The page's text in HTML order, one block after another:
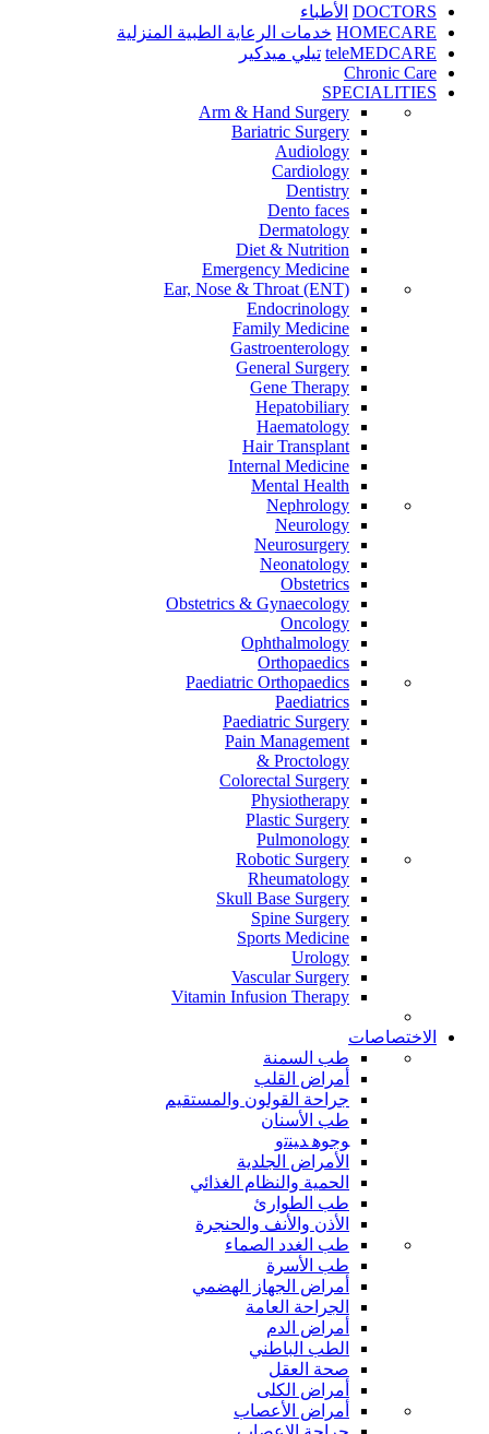
DOCTORS الأطباء
HOMECARE خدمات الرعاية الطبية المنزلية
teleMEDCARE تيلي ميدكير
Chronic Care
SPECIALITIES
Arm & Hand Surgery
Bariatric Surgery
Audiology
Cardiology
Dentistry
Dento faces
Dermatology
Diet & Nutrition
Emergency Medicine
Ear, Nose & Throat (ENT)
Endocrinology
Family Medicine
Gastroenterology
General Surgery
Gene Therapy
Hepatobiliary
Haematology
Hair Transplant
Internal Medicine
Mental Health
Nephrology
Neurology
Neurosurgery
Neonatology
Obstetrics
Obstetrics & Gynaecology
Oncology
Ophthalmology
Orthopaedics
Paediatric Orthopaedics
Paediatrics
Paediatric Surgery
Pain Management
Proctology &
Colorectal Surgery
Physiotherapy
Plastic Surgery
Pulmonology
Robotic Surgery
Rheumatology
Skull Base Surgery
Spine Surgery
Sports Medicine
Urology
Vascular Surgery
Vitamin Infusion Therapy
الاختصاصات
طب السمنة
أمراض القلب
جراحة القولون والمستقيم
طب الأسنان
ﻮﺟﻮﻫ ﺪﻴﻨﺗﻭ
الأمراض الجلدية
الحمية والنظام الغذائي
طب الطوارئ
الأذن والأنف والحنجرة
طب الغدد الصماء
طب الأسرة
أمراض الجهاز الهضمي
الجراحة العامة
أمراض الدم
الطب الباطني
صحة العقل
أمراض الكلى
أمراض الأعصاب